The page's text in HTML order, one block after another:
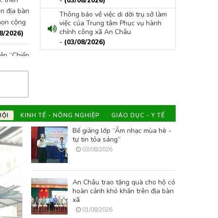
năm, triển khai kế hoạch
địa bàn xã và họp Hội đồng
tác viên dân số năm 2026
rà soát, làm
địa bàn
cộng
2026)
“Chiến
điện tử
tử
tế tiến
trọng
viên
Thông báo về việc di dời trụ sở làm
việc của Trung tâm Phục vụ hành
chính công xã An Châu
- (03/08/2026)
KINH TẾ - NÔNG NGHIỆP GIÁO DỤC - Y TẾ
Bế giảng lớp “Âm nhạc mùa hè -
tự tin tỏa sáng”
03/08/2026
An Châu trao tặng quà cho hộ có
hoàn cảnh khó khăn trên địa bàn
xã
01/08/2026